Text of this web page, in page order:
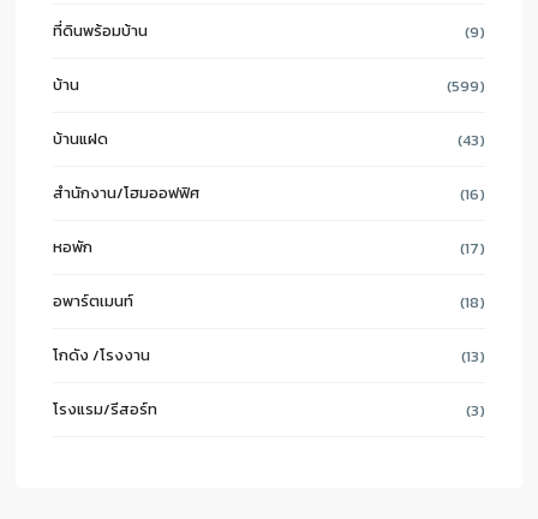
ที่ดินพร้อมบ้าน (9)
บ้าน (599)
บ้านแฝด (43)
สำนักงาน/โฮมออฟฟิศ (16)
หอพัก (17)
อพาร์ตเมนท์ (18)
โกดัง /โรงงาน (13)
โรงแรม/รีสอร์ท (3)